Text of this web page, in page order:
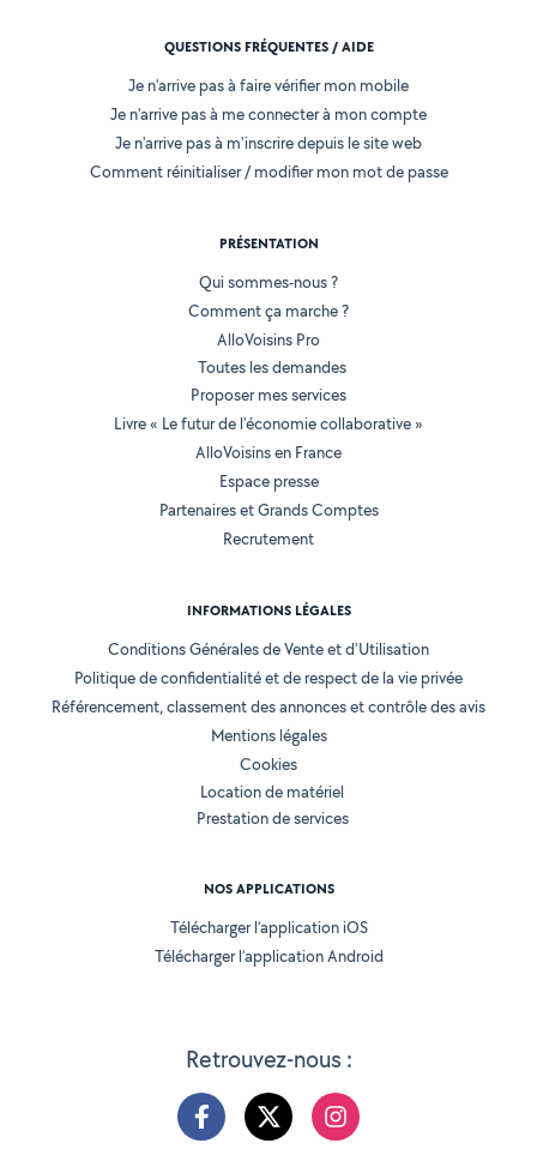
Retrouvez-nous :
QUESTIONS FRÉQUENTES / AIDE
Je n'arrive pas à faire vérifier mon mobile
Je n'arrive pas à me connecter à mon compte
Je n'arrive pas à m'inscrire depuis le site web
Comment réinitialiser / modifier mon mot de passe
PRÉSENTATION
Qui sommes-nous ?
Comment ça marche ?
AlloVoisins Pro
Toutes les demandes
Proposer mes services
Livre « Le futur de l'économie collaborative »
AlloVoisins en France
Espace presse
Partenaires et Grands Comptes
Recrutement
INFORMATIONS LÉGALES
Conditions Générales de Vente et d'Utilisation
Politique de confidentialité et de respect de la vie privée
Référencement, classement des annonces et contrôle des avis
Mentions légales
Cookies
Location de matériel
Prestation de services
NOS APPLICATIONS
Télécharger l’application iOS
Télécharger l’application Android